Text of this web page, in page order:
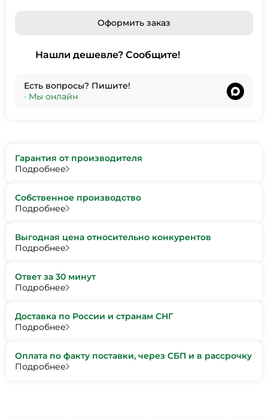
Оформить заказ
Нашли дешевле? Сообщите!
Есть вопросы? Пишите!
• Мы онлайн
Гарантия от производителя
Подробнее
Собственное производство
Подробнее
Выгодная цена относительно конкурентов
Подробнее
Ответ за 30 минут
Подробнее
Доставка по России и странам СНГ
Подробнее
Оплата по факту поставки, через СБП и в рассрочку
Подробнее